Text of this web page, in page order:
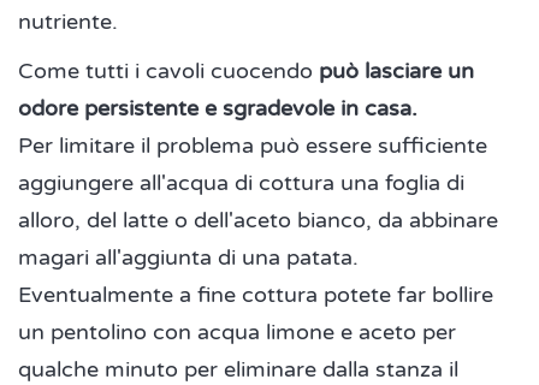
nutriente.
Come tutti i cavoli cuocendo può lasciare un
odore persistente e sgradevole in casa.
Per limitare il problema può essere sufficiente
aggiungere all'acqua di cottura una foglia di
alloro, del latte o dell'aceto bianco, da abbinare
magari all'aggiunta di una patata.
Eventualmente a fine cottura potete far bollire
un pentolino con acqua limone e aceto per
qualche minuto per eliminare dalla stanza il